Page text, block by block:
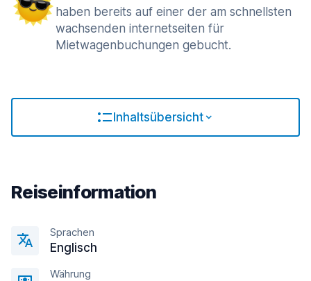
haben bereits auf einer der am schnellsten
wachsenden internetseiten für
Mietwagenbuchungen gebucht.
Inhaltsübersicht
Reiseinformation
Sprachen
Englisсh
Währung